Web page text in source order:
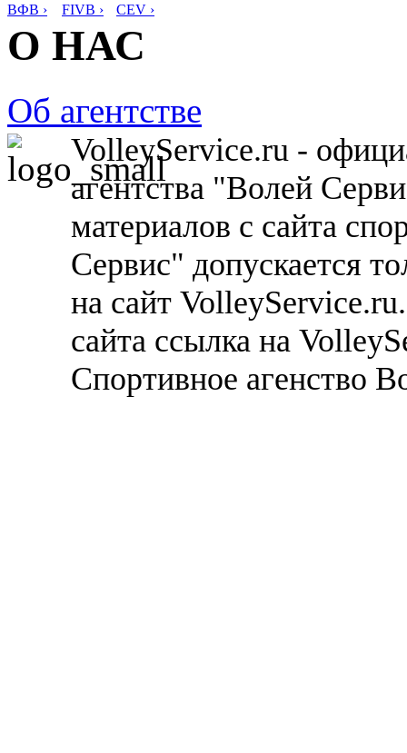
ВФВ › FIVB › CEV ›
О НАС
Об агентстве
VolleyService.ru -
агентства "Волей
материалов с сайта
Сервис" допускается
на сайт
сайта ссылка на
Спортивное агенство